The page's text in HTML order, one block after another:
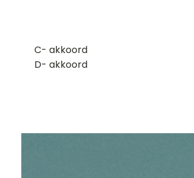
​C- akkoord
D- akkoord